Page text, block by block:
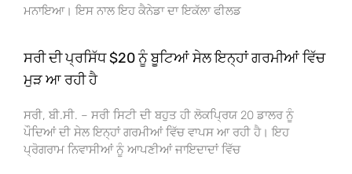
ਮਨਾਇਆ। ਇਸ ਨਾਲ ਇਹ ਕੈਨੇਡਾ ਦਾ ਇਕੱਲਾ ਫੀਲਡ
ਸਰੀ ਦੀ ਪ੍ਰਸਿੱਧ $20 ਨੂੰ ਬੂਟਿਆਂ ਸੇਲ ਇਨ੍ਹਾਂ ਗਰਮੀਆਂ ਵਿੱਚ
ਮੁੜ ਆ ਰਹੀ ਹੈ
ਸਰੀ, ਬੀ.ਸੀ. – ਸਰੀ ਸਿਟੀ ਦੀ ਬਹੁਤ ਹੀ ਲੋਕਪ੍ਰਿਯ 20 ਡਾਲਰ ਨੂੰ
ਪੌਦਿਆਂ ਦੀ ਸੇਲ ਇਨ੍ਹਾਂ ਗਰਮੀਆਂ ਵਿੱਚ ਵਾਪਸ ਆ ਰਹੀ ਹੈ। ਇਹ
ਪ੍ਰੋਗਰਾਮ ਨਿਵਾਸੀਆਂ ਨੂੰ ਆਪਣੀਆਂ ਜਾਇਦਾਦਾਂ ਵਿੱਚ